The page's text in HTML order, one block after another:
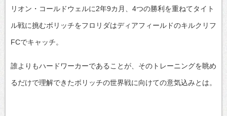
リオン・コールドウェルに2年9カ月、4つの勝利を重ねてタイト
ル戦に挑むボリッチをフロリダはディアフィールドのキルクリフ
FCでキャッチ。
誰よりもハードワーカーであることが、そのトレーニングを眺め
るだけで理解できたボリッチの世界戦に向けての意気込みとは。